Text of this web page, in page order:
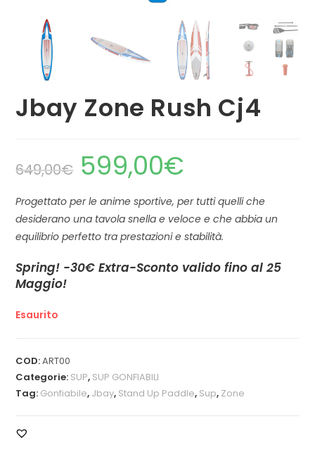
Jbay Zone Rush Cj4
649,00€ 599,00€
Progettato per le anime sportive, per tutti quelli che
desiderano una tavola snella e veloce e che abbia un
equilibrio perfetto tra prestazioni e stabilità.
Spring! -30€ Extra-Sconto valido fino al 25
Maggio!
Esaurito
COD:ART00
Categorie: SUP, SUP GONFIABILI
Tag: Gonfiabile, Jbay, Stand Up Paddle, Sup, Zone